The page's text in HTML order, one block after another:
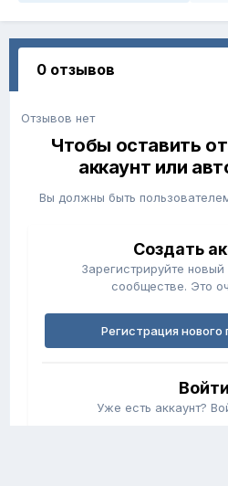
0 отзывов
Отзывов нет
Чтобы оставить
аккаунт или
Вы должны быть
Создать
Зарегистрируйте
сообществе. Это
Регистрация нового
Войти
Уже есть аккаунт?